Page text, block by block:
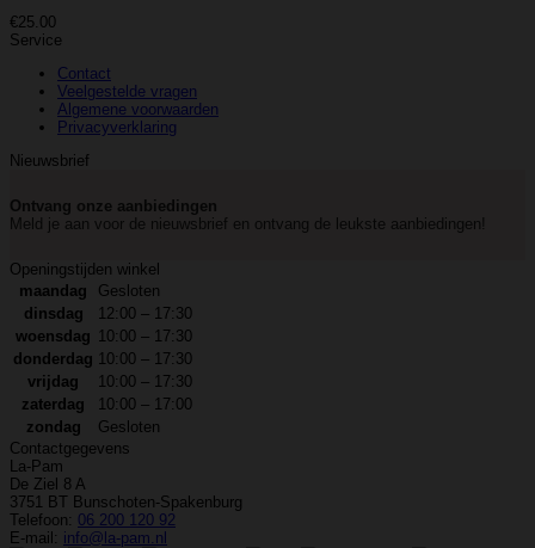
€25.00
Service
Contact
Veelgestelde vragen
Algemene voorwaarden
Privacyverklaring
Nieuwsbrief
Ontvang onze aanbiedingen
Meld je aan voor de nieuwsbrief en ontvang de leukste aanbiedingen!
Openingstijden winkel
maandag
Gesloten
dinsdag
12:00 – 17:30
woensdag 10:00 – 17:30
donderdag 10:00 – 17:30
vrijdag
10:00 – 17:30
zaterdag
10:00 – 17:00
zondag
Gesloten
Contactgegevens
La-Pam
De Ziel 8 A
3751 BT Bunschoten-Spakenburg
Telefoon: 06 200 120 92
E-mail: info@la-pam.nl